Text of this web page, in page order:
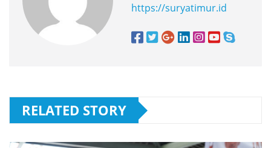
https://suryatimur.id
RELATED STORY